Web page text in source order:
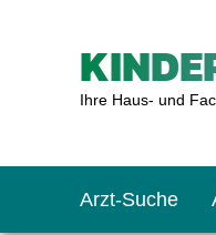
Ihre Haus- und
Arzt-Suche